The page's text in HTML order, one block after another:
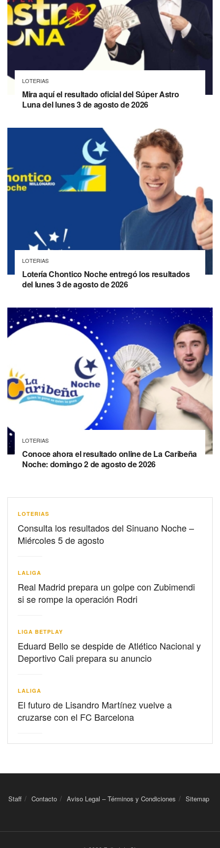
LOTERIAS
Mira aquí el resultado oficial del Súper Astro
Luna del lunes 3 de agosto de 2026
LOTERIAS
Lotería Chontico Noche entregó los resultados
del lunes 3 de agosto de 2026
LOTERIAS
Conoce ahora el resultado online de La Caribeña
Noche: domingo 2 de agosto de 2026
LOTERIAS
Consulta los resultados del Sinuano Noche –
Miércoles 5 de agosto
LALIGA
Real Madrid prepara un golpe con Zubimendi
si se rompe la operación Rodri
LIGA BETPLAY
Eduard Bello se despide de Atlético Nacional y
Deportivo Cali prepara su anuncio
LALIGA
El futuro de Lisandro Martínez vuelve a
cruzarse con el FC Barcelona
Staff Contacto Aviso Legal – Términos y Condiciones Sitemap